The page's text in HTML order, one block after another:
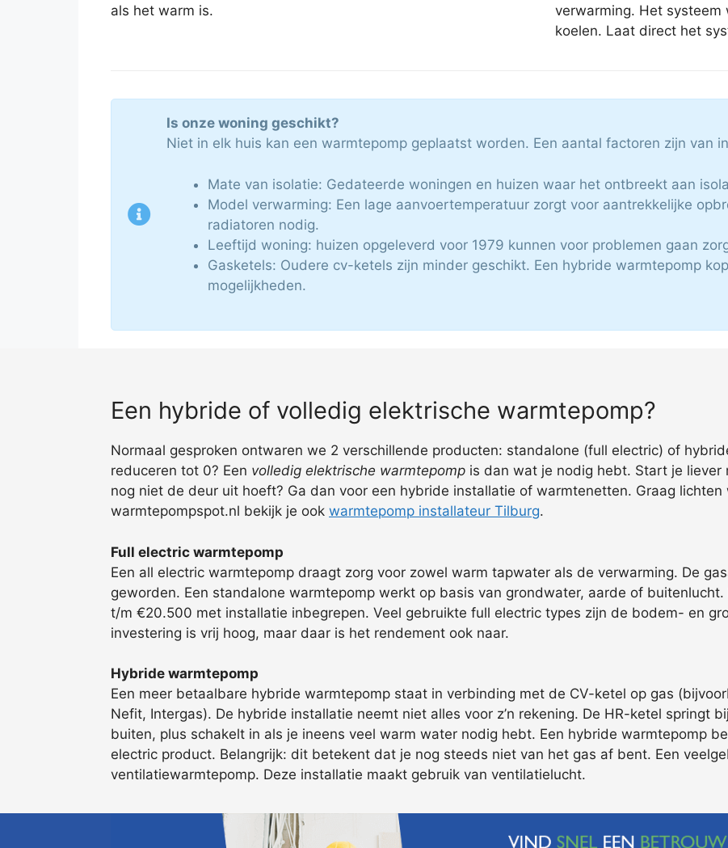
als het warm is.
verwarming. Het
koelen. Laat direct het
Is onze woning geschikt?
Niet in elk huis kan een warmtepomp geplaatst worden. Een aantal factoren zijn van
Mate van isolatie: Gedateerde woningen en huizen waar het ontbreekt aan
Model verwarming: Een lage aanvoertemperatuur zorgt voor aantrekkelijke
radiatoren nodig.
Leeftijd woning: huizen opgeleverd voor 1979 kunnen voor problemen gaan
Gasketels: Oudere cv-ketels zijn minder geschikt. Een hybride warmtepomp
mogelijkheden.
Een hybride of volledig elektrische warmtepomp?
Normaal gesproken ontwaren we 2 verschillende producten: standalone (full electric) of
reduceren tot 0? Een volledig elektrische warmtepomp is dan wat je nodig hebt. Start je
nog niet de deur uit hoeft? Ga dan voor een hybride installatie of warmtenetten. Graag
warmtepompspot.nl bekijk je ook warmtepomp installateur Tilburg.
Full electric warmtepomp
Een all electric warmtepomp draagt zorg voor zowel warm tapwater als de verwarming. De
geworden. Een standalone warmtepomp werkt op basis van grondwater, aarde of
t/m €20.500 met installatie inbegrepen. Veel gebruikte full electric types zijn de bodem- en
investering is vrij hoog, maar daar is het rendement ook naar.
Hybride warmtepomp
Een meer betaalbare hybride warmtepomp staat in verbinding met de CV-ketel op gas
Nefit, Intergas). De hybride installatie neemt niet alles voor z’n rekening. De HR-ketel springt
buiten, plus schakelt in als je ineens veel warm water nodig hebt. Een hybride warmtepomp
electric product. Belangrijk: dit betekent dat je nog steeds niet van het gas af bent. Een
ventilatiewarmtepomp. Deze installatie maakt gebruik van ventilatielucht.